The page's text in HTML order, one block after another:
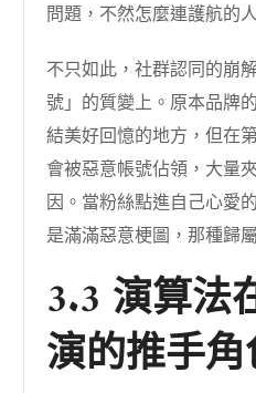
問題，不然怎麼連護航的
不只如此，社群認同的崩
號」的質變上。原本品牌
結美好回憶的地方，但在
會被惡意帳號佔領，大量
因。當粉絲點進自己心愛
是滿滿惡意梗圖，那種歸
3.3 演算法
演的推手